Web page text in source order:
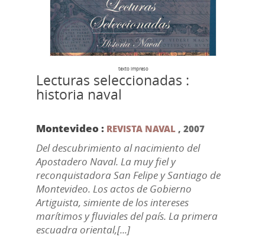
texto impreso
Lecturas seleccionadas :
historia naval
Montevideo : REVISTA NAVAL, 2007
Del descubrimiento al nacimiento del
Apostadero Naval. La muy fiel y
reconquistadora San Felipe y Santiago de
Montevideo. Los actos de Gobierno
Artiguista, simiente de los intereses
marítimos y fluviales del país. La primera
escuadra oriental,[...]